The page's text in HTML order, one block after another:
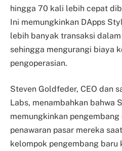
hingga 70 kali lebih cepat
Ini memungkinkan DApps
lebih banyak transaksi
sehingga mengurangi biaya
pengoperasian.
Steven Goldfeder, CEO dan
Labs, menambahkan bahwa
memungkinkan
penawaran pasar mereka
kelompok pengembang baru